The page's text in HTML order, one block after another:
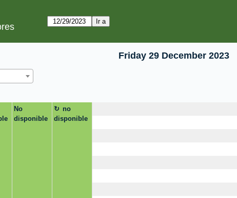
Friday 29 December 2023
No
disponible
no
disponible